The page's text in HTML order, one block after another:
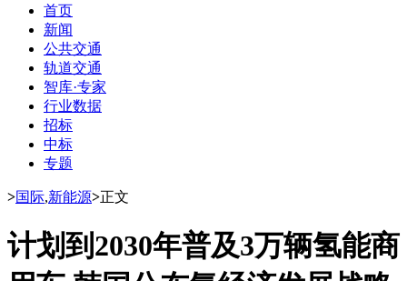
首页
新闻
公共交通
轨道交通
智库·专家
行业数据
招标
中标
专题
>国际,新能源>正文
计划到2030年普及3万辆氢能商